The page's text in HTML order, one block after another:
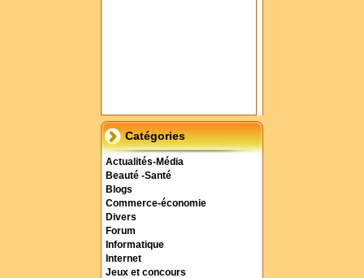
Catégories
Actualités-Média
Beauté -Santé
Blogs
Commerce-économie
Divers
Forum
Informatique
Internet
Jeux et concours